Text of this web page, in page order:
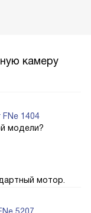
камеру
1404
модели?
мотор.
5207